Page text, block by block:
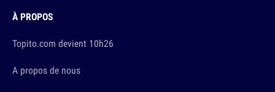
À PROPOS
Topito.com devient 10h26
A propos de nous